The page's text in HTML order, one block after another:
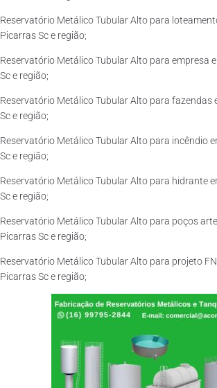
Reservatório Metálico Tubular Alto para
Picarras Sc e região;
Reservatório Metálico Tubular Alto para empresa
Sc e região;
Reservatório Metálico Tubular Alto para fazendas
Sc e região;
Reservatório Metálico Tubular Alto para incêndio
Sc e região;
Reservatório Metálico Tubular Alto para hidrante
Sc e região;
Reservatório Metálico Tubular Alto para poços
Picarras Sc e região;
Reservatório Metálico Tubular Alto para projeto
Picarras Sc e região;